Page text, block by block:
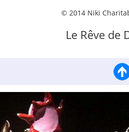
© 2014 Niki
Le Rêve de